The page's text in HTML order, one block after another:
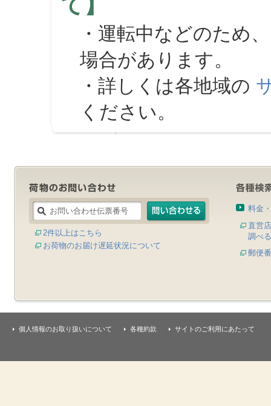
・運転中などのため
場合があります。
・詳しくは各地域の
ください。
2件以上はこちら
お荷物のお届け遅延状況について
料金
直営
調べる
郵便
個人情報のお取り扱いについて 各種約款 サイトのご利用にあたって